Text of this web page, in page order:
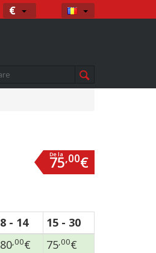
€ Moneda Limba
De la
75,00€
8 - 14
15 - 30
80,00€ 75,00€